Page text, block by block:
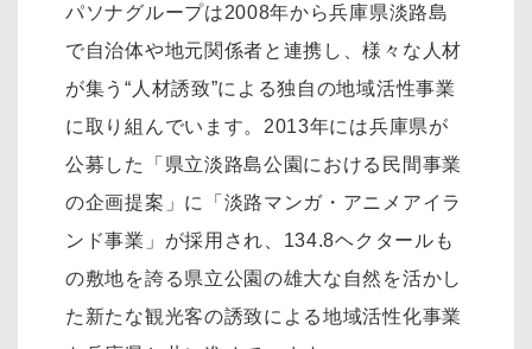
パソナグループは2008年から兵庫県淡路島
で自治体や地元関係者と連携し、様々な人材
が集う“人材誘致”による独自の地域活性事業
に取り組んでいます。2013年には兵庫県が
公募した「県立淡路島公園における民間事業
の企画提案」に「淡路マンガ・アニメアイラ
ンド事業」が採用され、134.8ヘクタールも
の敷地を誇る県立公園の雄大な自然を活かし
た新たな観光客の誘致による地域活性化事業